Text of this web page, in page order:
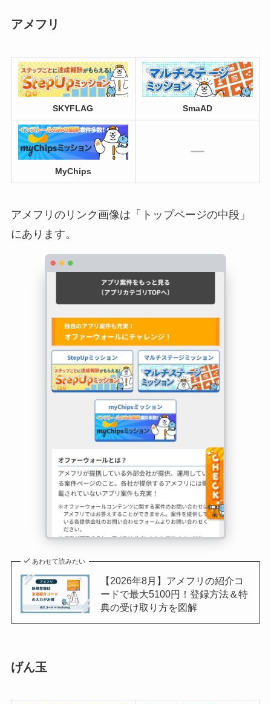
アメフリ
SKYFLAG SmaAD
MyChips
アメフリのリンク画像は「トップページの中段」
にあります。
あわせて読みたい
【2026年8月】アメフリの紹介コ
ードで最大5100円！登録方法＆特
典の受け取り方を図解
げん玉